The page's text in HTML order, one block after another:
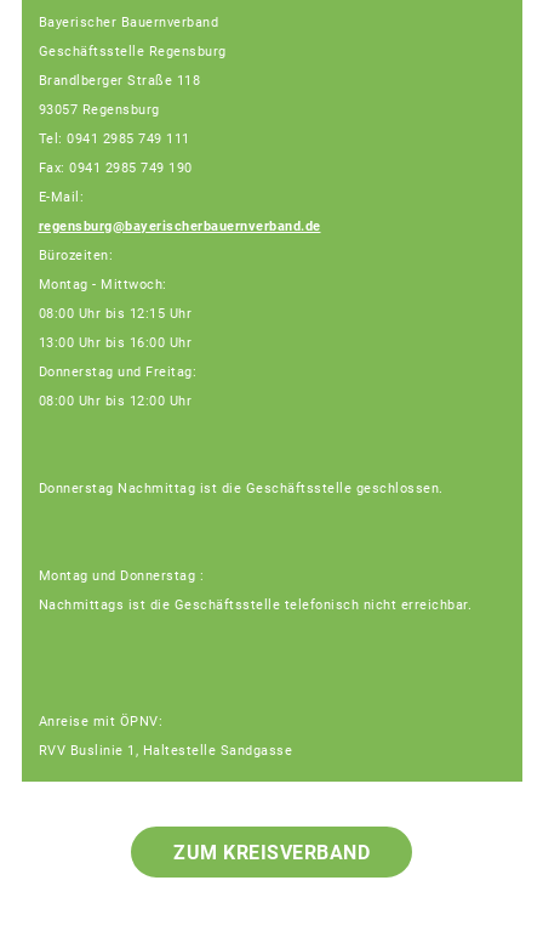
Bayerischer Bauernverband
Geschäftsstelle Regensburg
Brandlberger Straße 118
93057 Regensburg
Tel: 0941 2985 749 111
Fax: 0941 2985 749 190
E-Mail:
regensburg@bayerischerbauernverband.de
Bürozeiten:
Montag - Mittwoch:
08:00 Uhr bis 12:15 Uhr
13:00 Uhr bis 16:00 Uhr
Donnerstag und Freitag:
08:00 Uhr bis 12:00 Uhr
Donnerstag Nachmittag ist die Geschäftsstelle geschlossen.
Montag und Donnerstag :
Nachmittags ist die Geschäftsstelle telefonisch nicht erreichbar.
Anreise mit ÖPNV:
RVV Buslinie 1, Haltestelle Sandgasse
ZUM KREISVERBAND